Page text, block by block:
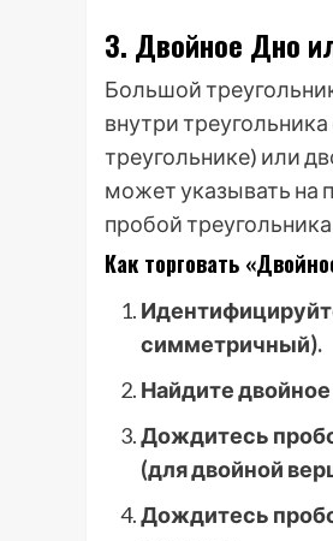
3. Двойное Дно
Большой
внутри
треугольнике) или
может указывать на
пробой
Как торговать
симметричный).
Найдите
Дождитесь
(для двойной
Дождитесь